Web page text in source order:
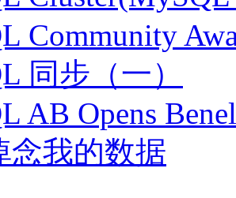
Community
同步（一）
AB Opens
念我的数据